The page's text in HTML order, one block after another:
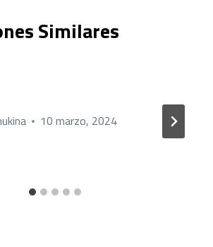
Similares
10 marzo, 2024